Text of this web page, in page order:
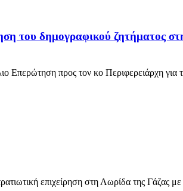
δημογραφικού ζητήματος
προς τον κο Περιφερειάρχη για
επιχείρηση στη Λωρίδα της Γάζας